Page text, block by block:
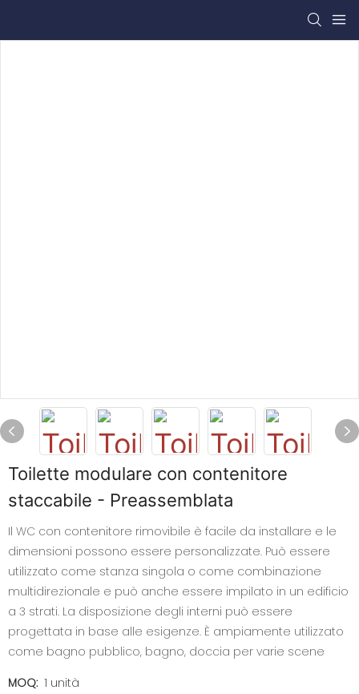
Toilette modulare con contenitore
staccabile - Preassemblata
Il WC con contenitore rimovibile è facile da installare e le
dimensioni possono essere personalizzate. Può essere
utilizzato come stanza singola o come combinazione
multidirezionale e può anche essere impilato in un edificio
a 3 strati. La disposizione degli interni può essere
progettata in base alle esigenze. È ampiamente utilizzato
come bagno pubblico, bagno, doccia per varie scene
MOQ: 1 unità